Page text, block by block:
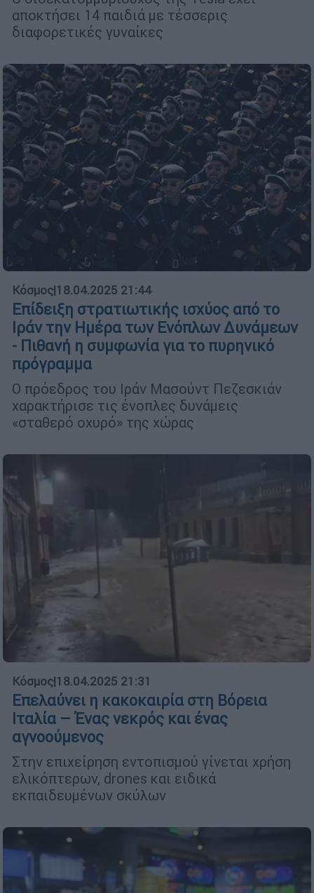
αποκτήσει 14 παιδιά με τέσσερις
διαφορετικές γυναίκες
Κόσμος|18.04.2025 21:44
Επίδειξη στρατιωτικής ισχύος από το
Ιράν την Ημέρα των Ενόπλων Δυνάμεων
- Πιθανή η συμφωνία για το πυρηνικό
πρόγραμμα
Ο πρόεδρος του Ιράν Μασούντ Πεζεσκιάν
χαρακτήρισε τις ένοπλες δυνάμεις
«σταθερό οχυρό» της χώρας
Κόσμος|18.04.2025 21:31
Επελαύνει η κακοκαιρία στη Βόρεια
Ιταλία – Ένας νεκρός και ένας
αγνοούμενος
Στην επιχείρηση εντοπισμού γίνεται χρήση
ελικόπτερων, drones και ειδικά
εκπαιδευμένων σκύλων